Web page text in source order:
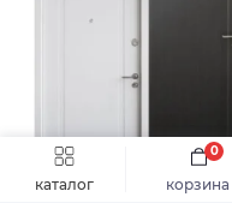
каталог корзина
0